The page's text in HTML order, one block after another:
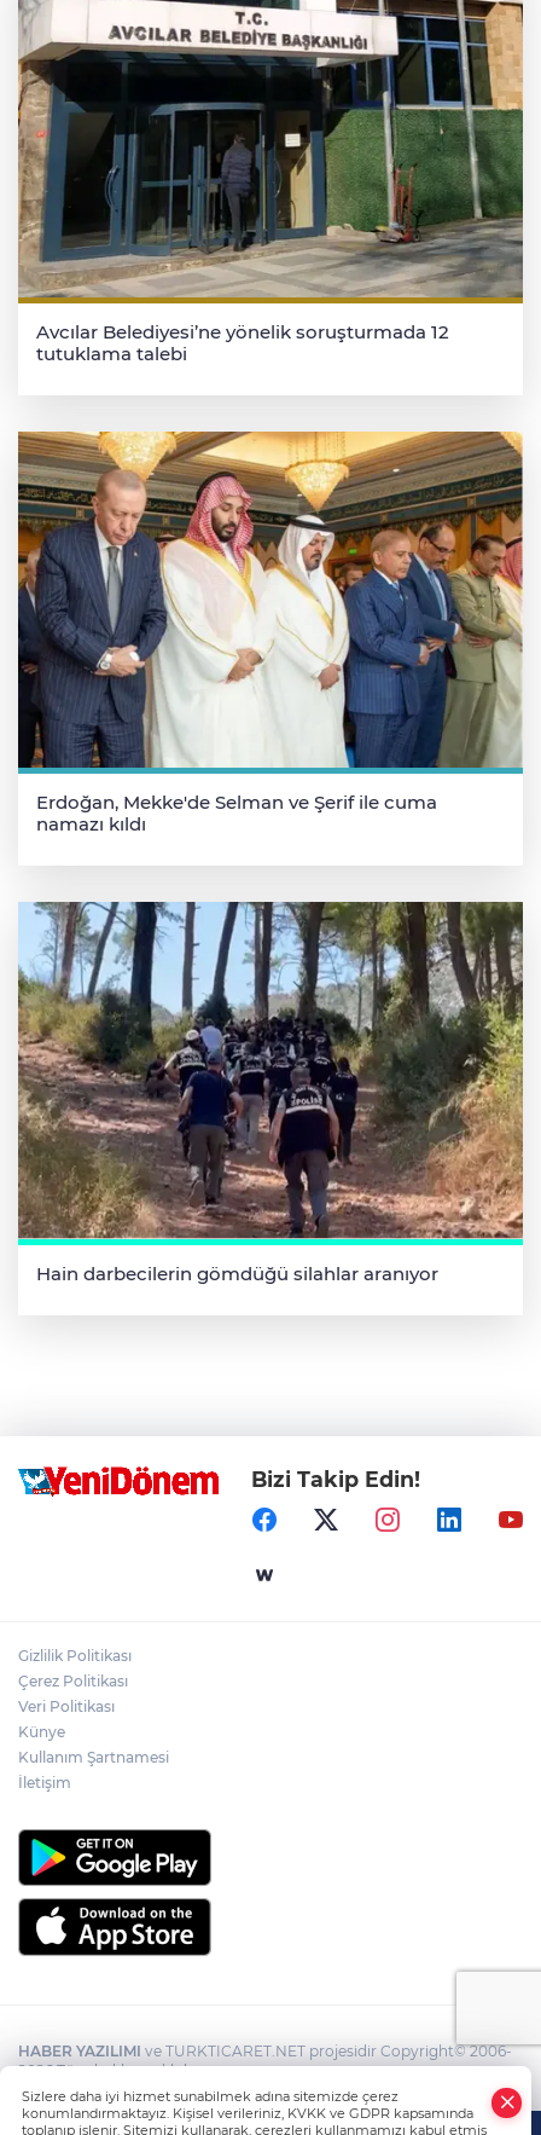
Avcılar Belediyesi’ne yönelik soruşturmada 12
tutuklama talebi
Erdoğan, Mekke'de Selman ve Şerif ile cuma
namazı kıldı
Hain darbecilerin gömdüğü silahlar aranıyor
Bizi Takip Edin!
Gizlilik Politikası
Çerez Politikası
Veri Politikası
Künye
Kullanım Şartnamesi
İletişim
HABER YAZILIMI ve TURKTICARET.NET projesidir Copyright© 2006-
2026 Tüm hakları saklıdır.
Sizlere daha iyi hizmet sunabilmek adına sitemizde çerez
konumlandırmaktayız. Kişisel verileriniz, KVKK ve GDPR kapsamında
toplanıp işlenir. Sitemizi kullanarak, çerezleri kullanmamızı kabul etmiş